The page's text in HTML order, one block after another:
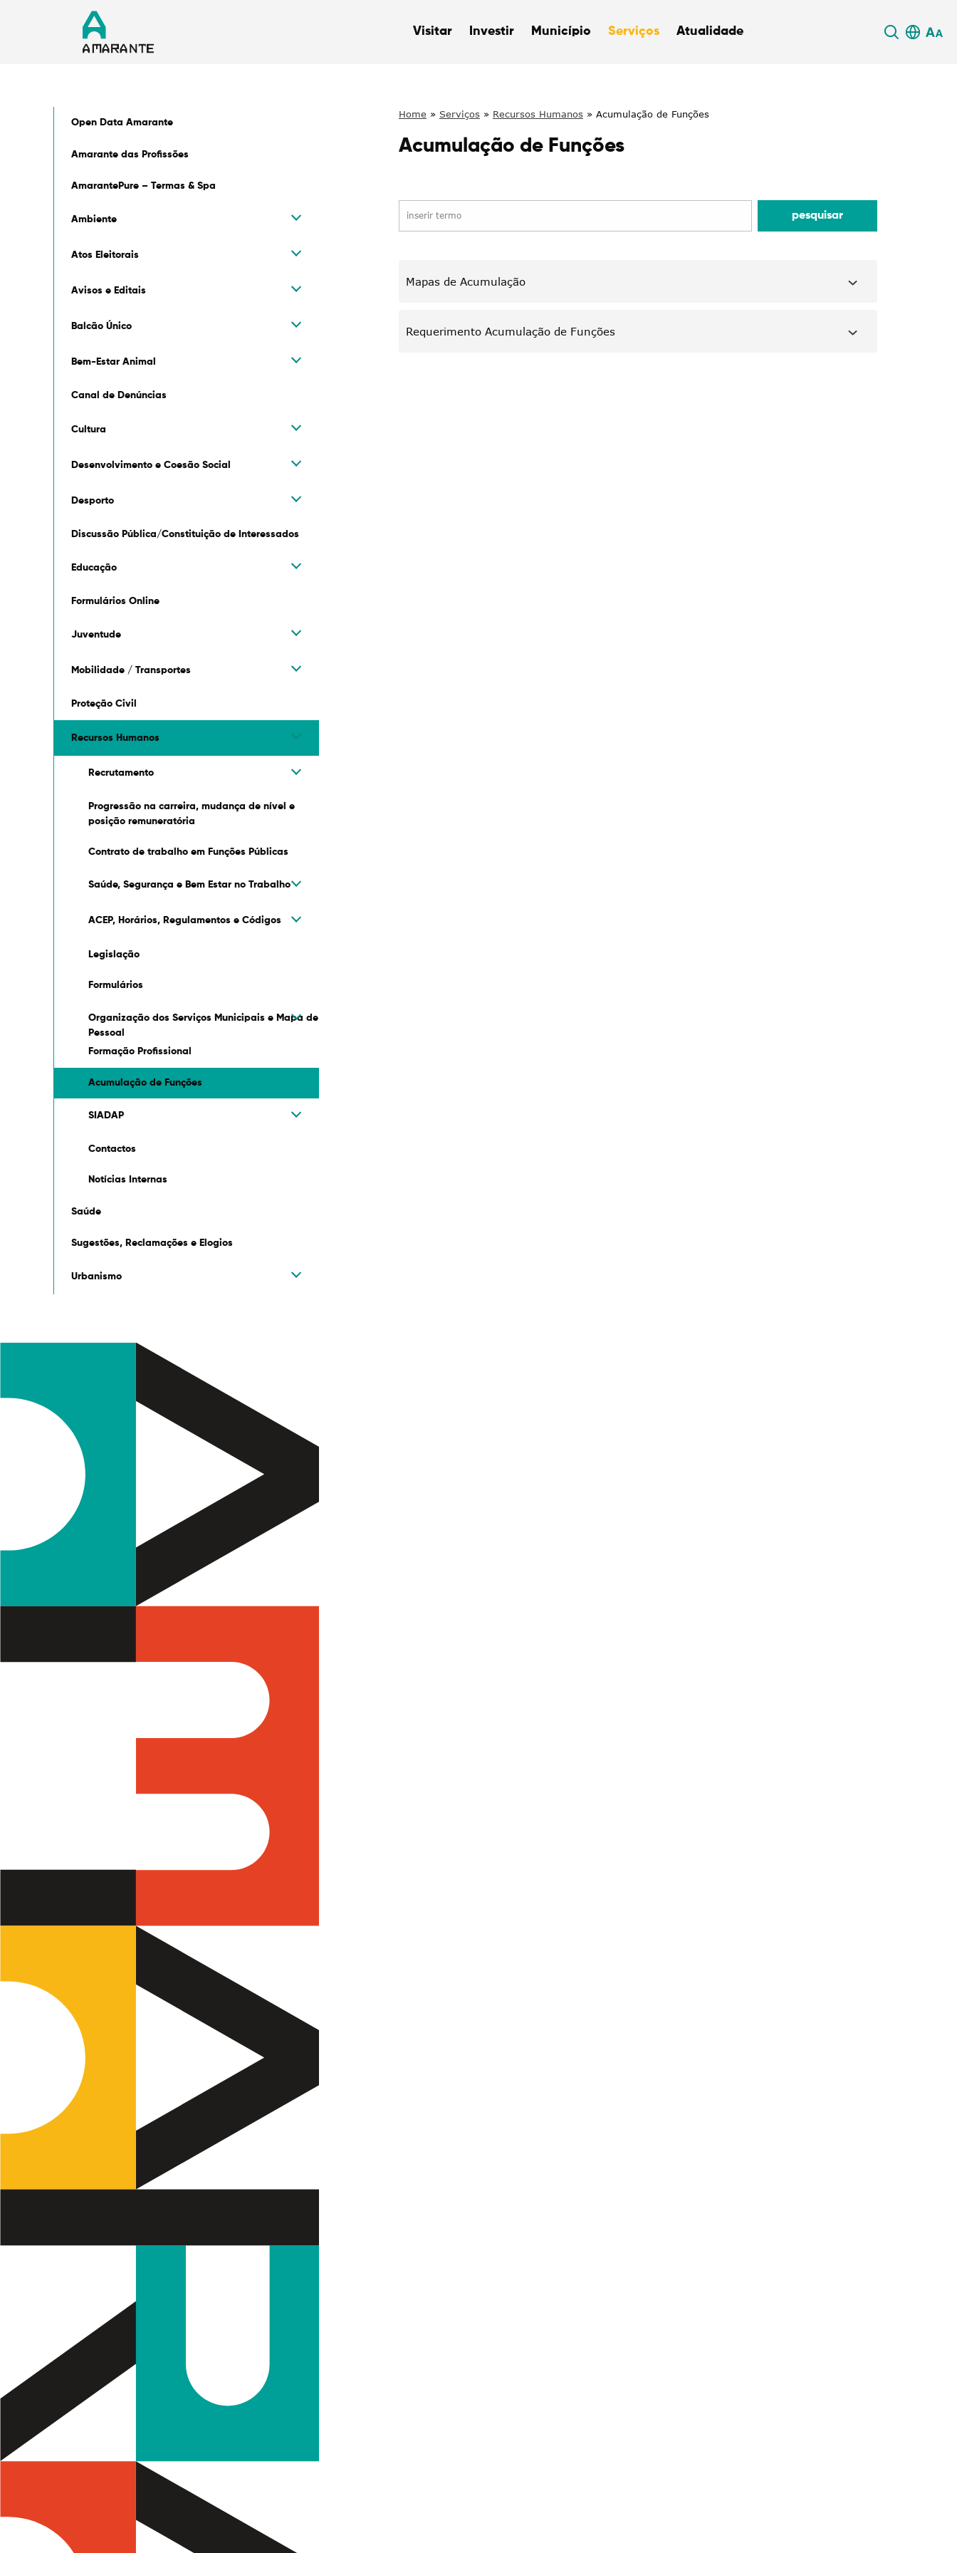
Visitar Investir Município Serviços Atualidade
Termo de Pesquisa
Categorias gerais
Filtros
Open Data Amarante
Amarante das Profissões
AmarantePure – Termas & Spa
Ambiente
Atos Eleitorais
Avisos e Editais
Balcão Único
Bem-Estar Animal
Canal de Denúncias
Cultura
Desenvolvimento e Coesão Social
Desporto
Discussão Pública/Constituição de Interessados
Educação
Formulários Online
Juventude
Mobilidade / Transportes
Proteção Civil
Recursos Humanos
Recrutamento
Progressão na carreira, mudança de nível e
posição remuneratória
Contrato de trabalho em Funções Públicas
Saúde, Segurança e Bem Estar no Trabalho
ACEP, Horários, Regulamentos e Códigos
Legislação
Formulários
Organização dos Serviços Municipais e Mapa de
Pessoal
Formação Profissional
Acumulação de Funções
SIADAP
Contactos
Notícias Internas
Saúde
Sugestões, Reclamações e Elogios
Urbanismo
Home » Serviços» Recursos Humanos» Acumulação de Funções
Acumulação de Funções
pesquisar
Mapas de Acumulação
Requerimento Acumulação de Funções